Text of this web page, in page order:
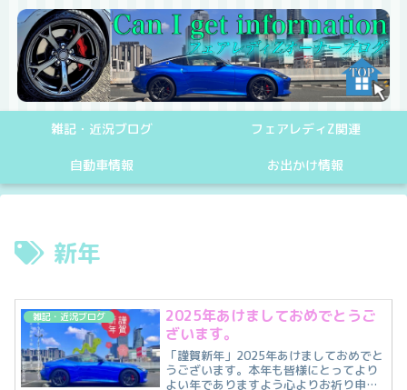
雑記・近況ブログ フェアレディZ関連
自動車情報 お出かけ情報
新年
雑記・近況ブログ
2025年あけましておめでとうご
ざいます。
「謹賀新年」2025年あけましておめでと
うございます。本年も皆様にとってより
よい年でありますよう心よりお祈り申し